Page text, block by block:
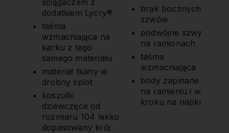
ściągaczem z
dodatkiem Lycry®
taśma
wzmacniająca na
karku z tego
samego materiału
materiał tkany w
drobny splot
koszulki
dziewczęce od
rozmiaru 104 lekko
dopasowany krój
brak bocznych
szwów
podwójne szwy
na ramionach
taśma
wzmacniająca
body zapinane
na ramieniu i w
kroku na napki